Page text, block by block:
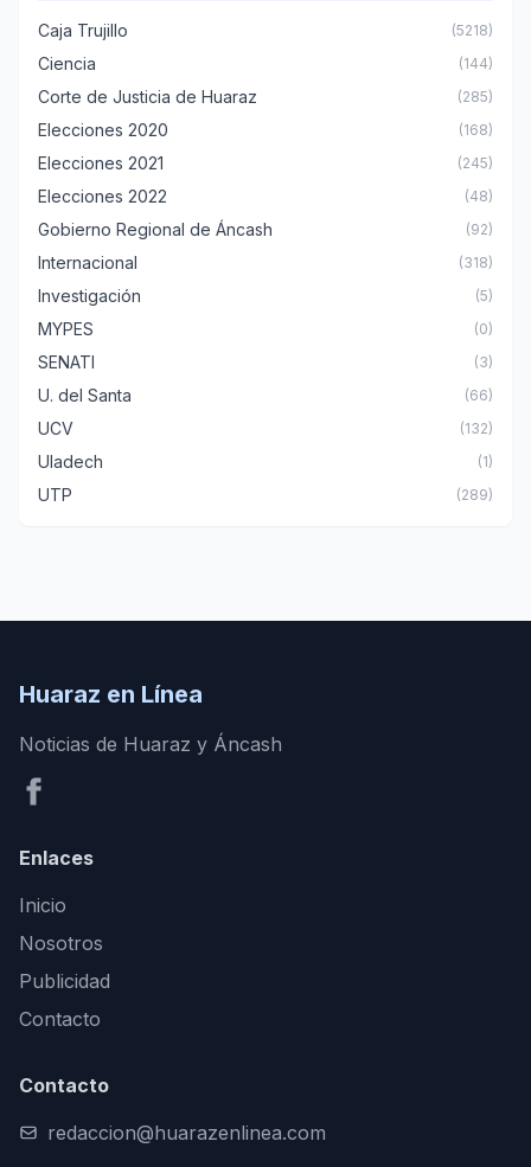
Caja Trujillo (5218)
Ciencia (144)
Corte de Justicia de Huaraz (285)
Elecciones 2020 (168)
Elecciones 2021 (245)
Elecciones 2022 (48)
Gobierno Regional de Áncash (92)
Internacional (318)
Investigación (5)
MYPES (0)
SENATI (3)
U. del Santa (66)
UCV (132)
Uladech (1)
UTP (289)
Huaraz en Línea
Noticias de Huaraz y Áncash
Enlaces
Inicio
Nosotros
Publicidad
Contacto
Contacto
redaccion@huarazenlinea.com